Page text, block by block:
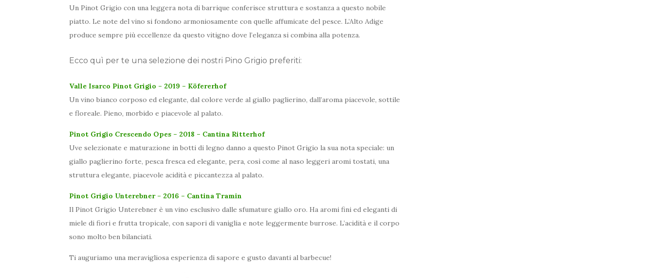
Un Pinot Grigio con una leggera nota di barrique conferisce struttura e sostanza a questo nobile
piatto. Le note del vino si fondono armoniosamente con quelle affumicate del pesce. L’Alto Adige
produce sempre più eccellenze da questo vitigno dove l’eleganza si combina alla potenza.
Ecco quì per te una selezione dei nostri Pino Grigio preferiti:
Valle Isarco Pinot Grigio – 2019 – Köfererhof
Un vino bianco corposo ed elegante, dal colore verde al giallo paglierino, dall’aroma piacevole, sottile
e floreale. Pieno, morbido e piacevole al palato.
Pinot Grigio Crescendo Opes – 2018 – Cantina Ritterhof
Uve selezionate e maturazione in botti di legno danno a questo Pinot Grigio la sua nota speciale: un
giallo paglierino forte, pesca fresca ed elegante, pera, così come al naso leggeri aromi tostati, una
struttura elegante, piacevole acidità e piccantezza al palato.
Pinot Grigio Unterebner – 2016 – Cantina Tramin
Il Pinot Grigio Unterebner è un vino esclusivo dalle sfumature giallo oro. Ha aromi fini ed eleganti di
miele di fiori e frutta tropicale, con sapori di vaniglia e note leggermente burrose. L’acidità e il corpo
sono molto ben bilanciati.
Ti auguriamo una meravigliosa esperienza di sapore e gusto davanti al barbecue!